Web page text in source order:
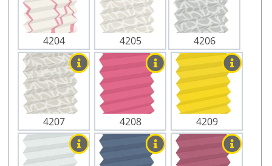
4204 4205 4206
4207 4208 4209